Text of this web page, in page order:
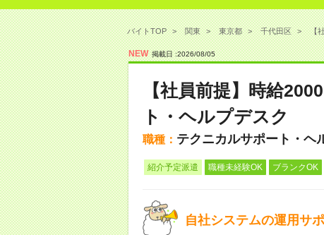
バイトTOP 関東 東京都 千代田区 【
NEW 掲載日 :2026/08/05
【社員前提】時給
ト・ヘルプデスク
職種： テクニカルサポート・ヘ
紹介予定派遣 職種未経験OK ブランクOK
自社システムの運用サ